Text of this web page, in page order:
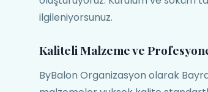
ilgileniyorsunuz.
Kaliteli Malzeme ve
ByBalon Organizasyon olarak